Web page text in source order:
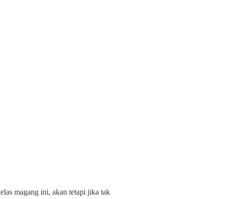
magang ini, akan tetapi jika tak